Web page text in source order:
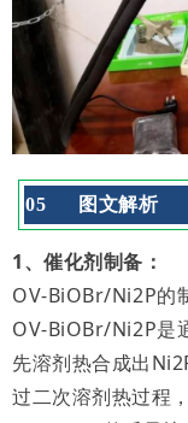
05 图文解析
1、催化剂制备：
OV-BiOBr/Ni2P的
OV-BiOBr/Ni2P是
先溶剂热合成出
过二次溶剂热过程